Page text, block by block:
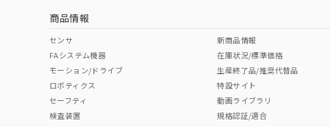
中国 RoHS表
Pb Hg Cr(VI)
商品情報
センサ
FAシステム機器
モーション/ドライブ
ロボティクス
セーフティ
検査装置
新商品情報
在庫状況/標準価格
生産終了品/推奨代替品
特設サイト
動画ライブラリ
規格認証/適合